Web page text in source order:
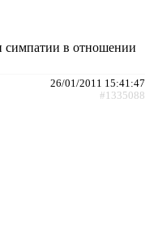
симпатии в отношении
26/01/2011 15:41:47
#1335088